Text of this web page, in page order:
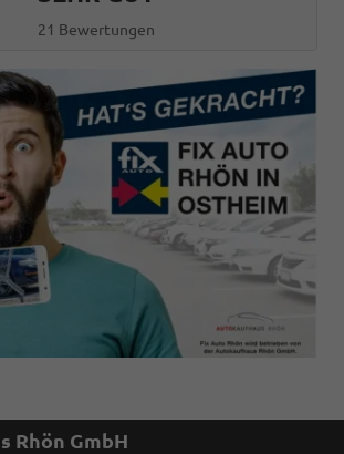
21 Bewertungen
Rhön GmbH